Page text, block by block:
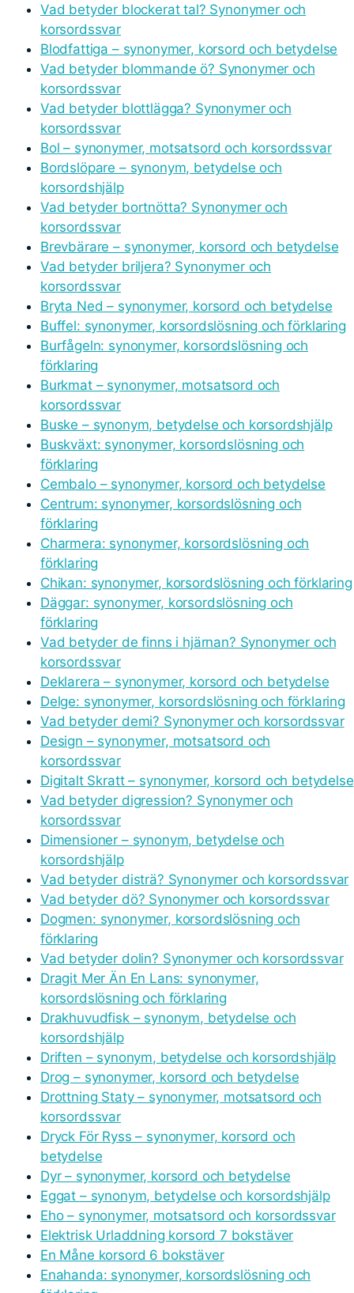
Vad betyder blockerat tal? Synonymer och
korsordssvar
Blodfattiga – synonymer, korsord och betydelse
Vad betyder blommande ö? Synonymer och
korsordssvar
Vad betyder blottlägga? Synonymer och
korsordssvar
Bol – synonymer, motsatsord och korsordssvar
Bordslöpare – synonym, betydelse och
korsordshjälp
Vad betyder bortnötta? Synonymer och
korsordssvar
Brevbärare – synonymer, korsord och betydelse
Vad betyder briljera? Synonymer och
korsordssvar
Bryta Ned – synonymer, korsord och betydelse
Buffel: synonymer, korsordslösning och förklaring
Burfågeln: synonymer, korsordslösning och
förklaring
Burkmat – synonymer, motsatsord och
korsordssvar
Buske – synonym, betydelse och korsordshjälp
Buskväxt: synonymer, korsordslösning och
förklaring
Cembalo – synonymer, korsord och betydelse
Centrum: synonymer, korsordslösning och
förklaring
Charmera: synonymer, korsordslösning och
förklaring
Chikan: synonymer, korsordslösning och förklaring
Däggar: synonymer, korsordslösning och
förklaring
Vad betyder de finns i hjärnan? Synonymer och
korsordssvar
Deklarera – synonymer, korsord och betydelse
Delge: synonymer, korsordslösning och förklaring
Vad betyder demi? Synonymer och korsordssvar
Design – synonymer, motsatsord och
korsordssvar
Digitalt Skratt – synonymer, korsord och betydelse
Vad betyder digression? Synonymer och
korsordssvar
Dimensioner – synonym, betydelse och
korsordshjälp
Vad betyder disträ? Synonymer och korsordssvar
Vad betyder dö? Synonymer och korsordssvar
Dogmen: synonymer, korsordslösning och
förklaring
Vad betyder dolin? Synonymer och korsordssvar
Dragit Mer Än En Lans: synonymer,
korsordslösning och förklaring
Drakhuvudfisk – synonym, betydelse och
korsordshjälp
Driften – synonym, betydelse och korsordshjälp
Drog – synonymer, korsord och betydelse
Drottning Staty – synonymer, motsatsord och
korsordssvar
Dryck För Ryss – synonymer, korsord och
betydelse
Dyr – synonymer, korsord och betydelse
Eggat – synonym, betydelse och korsordshjälp
Eho – synonymer, motsatsord och korsordssvar
Elektrisk Urladdning korsord 7 bokstäver
En Måne korsord 6 bokstäver
Enahanda: synonymer, korsordslösning och